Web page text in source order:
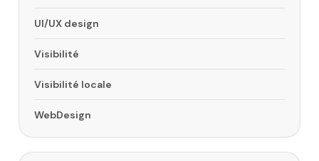
UI/UX design
Visibilité
Visibilité locale
WebDesign